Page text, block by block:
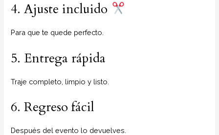
4. Ajuste incluido
Para que te quede perfecto.
5. Entrega rápida
Traje completo, limpio y listo.
6. Regreso fácil
Después del evento lo devuelves.